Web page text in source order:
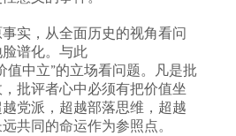
实，从全面历史的视角看问
谱化。与此
值中立”的立场看问题。凡是批
批评者心中必须有把价值坐
党派，超越部落思维，超越
共同的命运作为参照点。